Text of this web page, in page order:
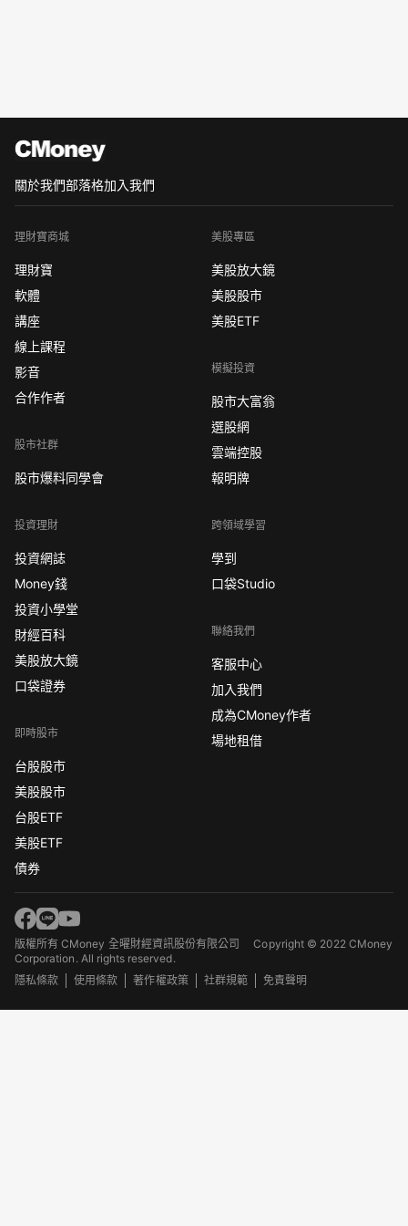
關於我們部落格加入我們
理財寶商城
理財寶
軟體
講座
線上課程
影音
合作作者
股市社群
股市爆料同學會
投資理財
投資網誌
Money錢
投資小學堂
財經百科
美股放大鏡
口袋證券
即時股市
台股股市
美股股市
台股ETF
美股ETF
債券
美股專區
美股放大鏡
美股股市
美股ETF
模擬投資
股市大富翁
選股網
雲端控股
報明牌
跨領域學習
學到
口袋Studio
聯絡我們
客服中心
加入我們
成為CMoney作者
場地租借
版權所有 CMoney 全曜財經資訊股份有限公司Copyright © 2022 CMoney
Corporation. All rights reserved.
隱私條款
使用條款 著作權政策 社群規範 免責聲明